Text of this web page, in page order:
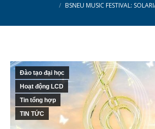
BSNEU MUSIC FESTIVAL:
Đào tạo đại học
Hoạt động LCD
Tin tổng hợp
TIN TỨC